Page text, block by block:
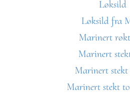
Løksild
Løksild fra
Marinert
Marinert
Marinert
Marinert stekt